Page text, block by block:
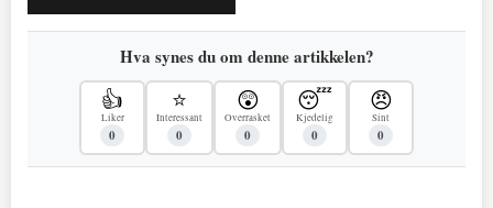
Hva synes du om denne artikkelen?
👍
Liker
0
⭐
Interessant
0
😲
Overrasket
0
😴
Kjedelig
0
😠
Sint
0